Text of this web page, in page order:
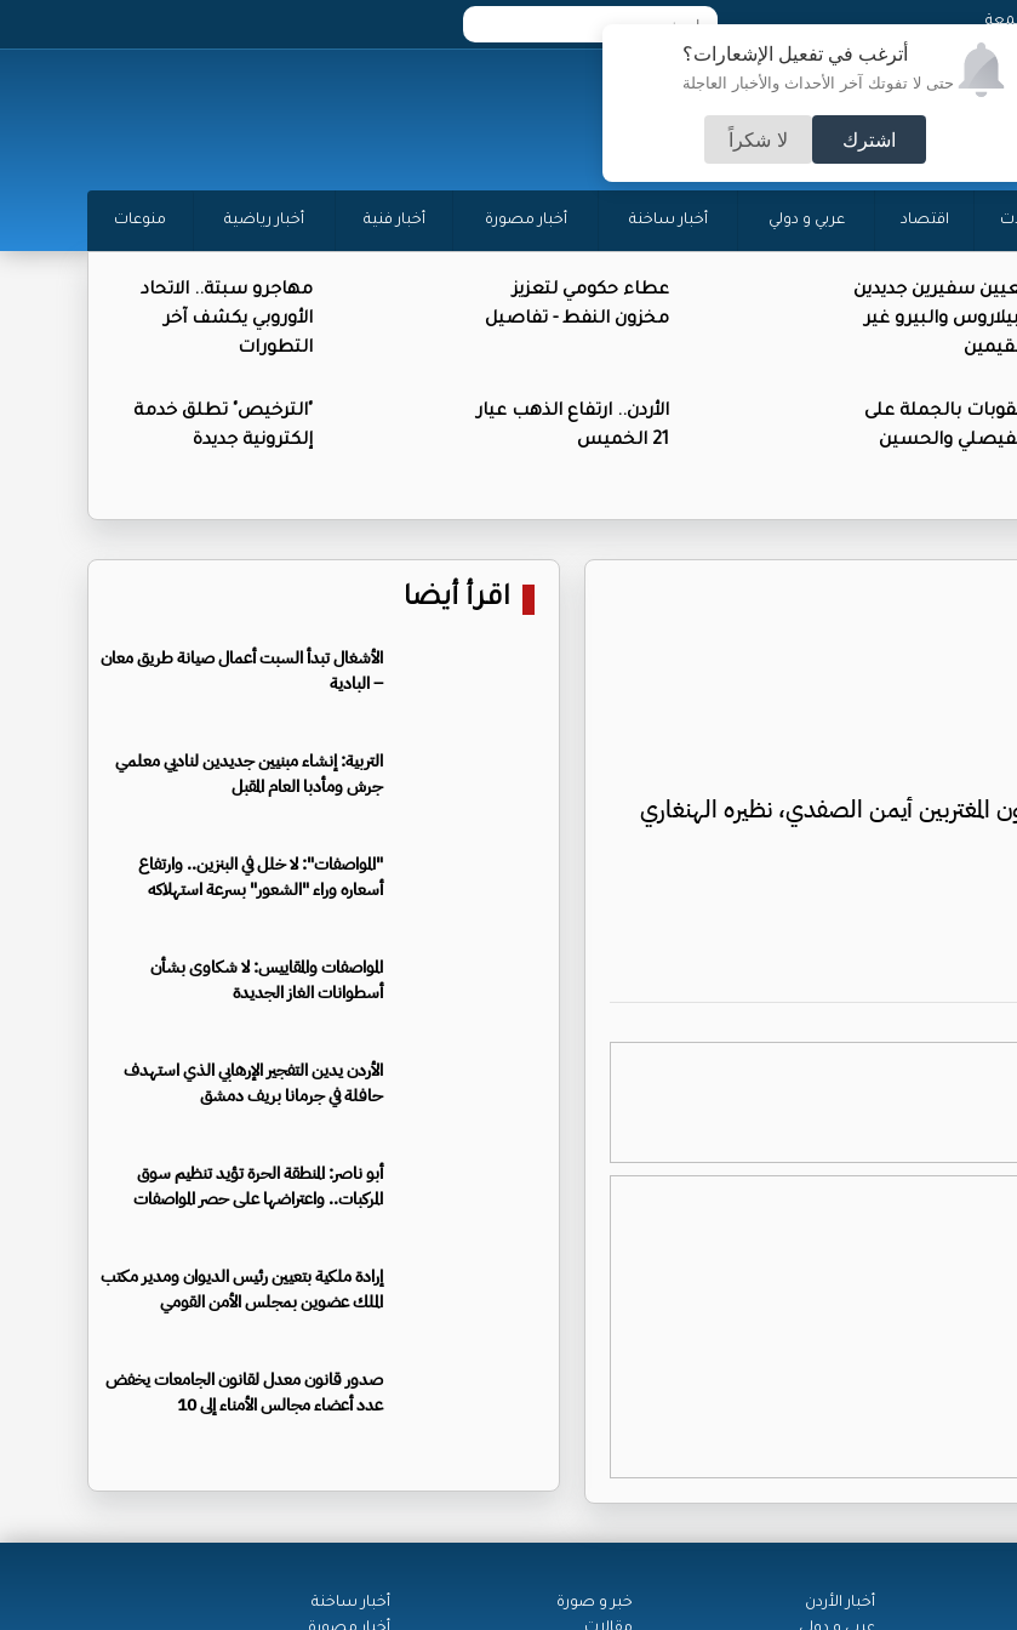
أترغب في تفعيل الإشعارات؟
حتى لا تفوتك آخر الأحداث والأخبار العاجلة
اشترك لا شكراً
اقتصاد عربي و دولي أخبار ساخنة أخبار مصورة أخبار فنية أخبار رياضية منوعات
سفيرين جديدين
والبيرو غير
عطاء حكومي لتعزيز
مخزون النفط - تفاصيل
مهاجرو سبتة.. الاتحاد
الأوروبي يكشف آخر
التطورات
بالجملة على
والحسين
الأردن.. ارتفاع الذهب عيار
21 الخميس
"الترخيص" تطلق خدمة
إلكترونية جديدة
المغتربين أيمن الصفدي، نظيره الهنغاري
اقرأ أيضا
الأشغال تبدأ السبت أعمال صيانة طريق معان
– البادية
التربية: إنشاء مبنيين جديدين لناديي معلمي
جرش ومأدبا العام المقبل
"المواصفات": لا خلل في البنزين.. وارتفاع
أسعاره وراء "الشعور" بسرعة استهلاكه
المواصفات والمقاييس: لا شكاوى بشأن
أسطوانات الغاز الجديدة
الأردن يدين التفجير الإرهابي الذي استهدف
حافلة في جرمانا بريف دمشق
أبو ناصر: المنطقة الحرة تؤيد تنظيم سوق
المركبات.. واعتراضها على حصر المواصفات
إرادة ملكية بتعيين رئيس الديوان ومدير مكتب
الملك عضوين بمجلس الأمن القومي
صدور قانون معدل لقانون الجامعات يخفض
عدد أعضاء مجالس الأمناء إلى 10
أخبار الأردن
خبر و صورة
أخبار ساخنة